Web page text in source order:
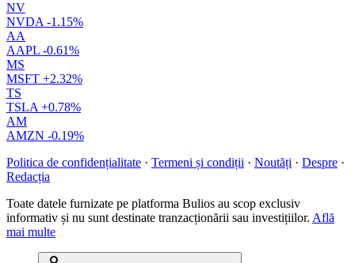
NV
NVDA -1.15%
AA
AAPL -0.61%
MS
MSFT +2.32%
TS
TSLA +0.78%
AM
AMZN -0.19%
Politica de confidențialitate · Termeni și condiții · Noutăți · Despre ·
Redacția
Toate datele furnizate pe platforma Bulios au scop exclusiv
informativ și nu sunt destinate tranzacționării sau investițiilor. Află
mai multe